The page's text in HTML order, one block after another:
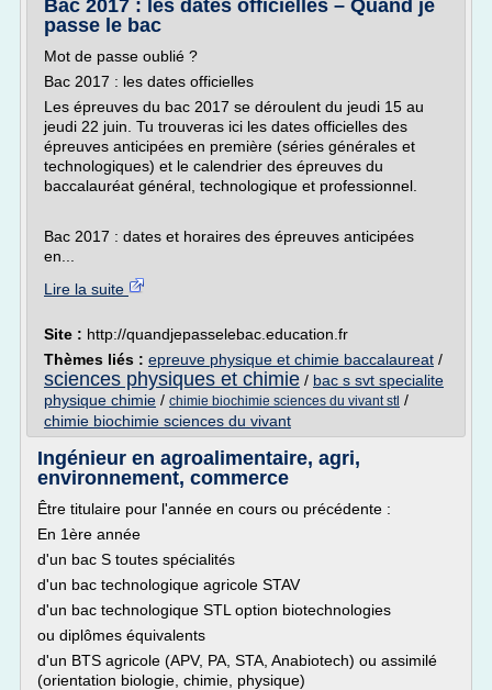
Bac 2017 : les dates officielles – Quand je
passe le bac
Mot de passe oublié ?
Bac 2017 : les dates officielles
Les épreuves du bac 2017 se déroulent du jeudi 15 au
jeudi 22 juin. Tu trouveras ici les dates officielles des
épreuves anticipées en première (séries générales et
technologiques) et le calendrier des épreuves du
baccalauréat général, technologique et professionnel.
Bac 2017 : dates et horaires des épreuves anticipées
en...
Lire la suite
Site : http://quandjepasselebac.education.fr
Thèmes liés : epreuve physique et chimie baccalaureat /
sciences physiques et chimie / bac s svt specialite
physique chimie / chimie biochimie sciences du vivant stl /
chimie biochimie sciences du vivant
Ingénieur en agroalimentaire, agri,
environnement, commerce
Être titulaire pour l'année en cours ou précédente :
En 1ère année
d'un bac S toutes spécialités
d'un bac technologique agricole STAV
d'un bac technologique STL option biotechnologies
ou diplômes équivalents
d'un BTS agricole (APV, PA, STA, Anabiotech) ou assimilé
(orientation biologie, chimie, physique)